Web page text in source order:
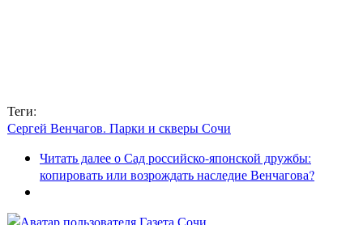
Теги:
Сергей Венчагов. Парки и скверы Сочи
Читать далеео Сад российско-японской дружбы:
копировать или возрождать наследие Венчагова?